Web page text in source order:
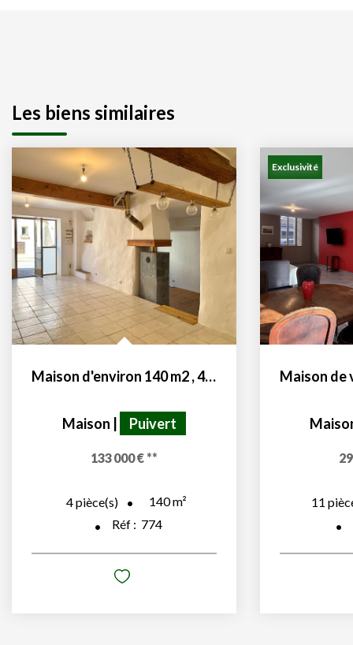
Les biens similaires
Maison d'environ 140 m2 , 4 pièces, 2 chambres
Maison Puivert
133 000 € **
4pièce(s) 140m²
Réf : 774
Exclusivité
11